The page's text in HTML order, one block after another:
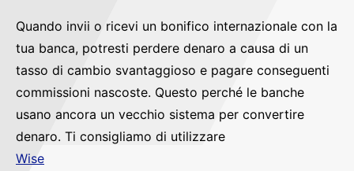
Quando invii o ricevi un bonifico internazionale con la
tua banca, potresti perdere denaro a causa di un
tasso di cambio svantaggioso e pagare conseguenti
commissioni nascoste. Questo perché le banche
usano ancora un vecchio sistema per convertire
denaro. Ti consigliamo di utilizzare
Wise